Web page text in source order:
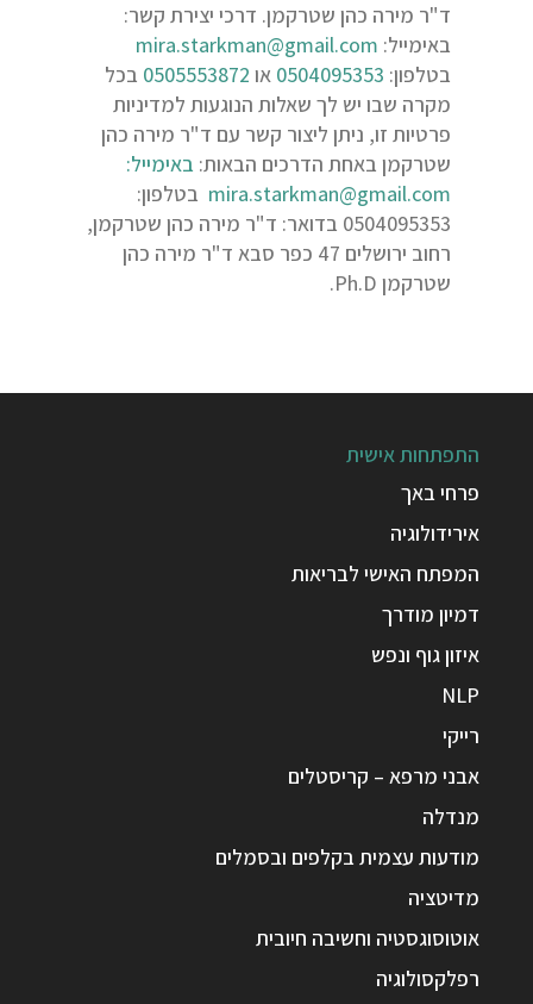
ד"ר מירה כהן שטרקמן. דרכי יצירת קשר:
באימייל: mira.starkman@gmail.com
בטלפון: 0504095353 או 0505553872 בכל
מקרה שבו יש לך שאלות הנוגעות למדיניות
פרטיות זו, ניתן ליצור קשר עם ד"ר מירה כהן
שטרקמן באחת הדרכים הבאות: באימייל:
mira.starkman@gmail.com בטלפון:
0504095353 בדואר: ד"ר מירה כהן שטרקמן,
רחוב ירושלים 47 כפר סבא ד"ר מירה כהן
שטרקמן Ph.D.
התפתחות אישית
פרחי באך
אירידולוגיה
המפתח האישי לבריאות
דמיון מודרך
איזון גוף ונפש
NLP
רייקי
אבני מרפא – קריסטלים
מנדלה
מודעות עצמית בקלפים ובסמלים
מדיטציה
אוטוסוגסטיה וחשיבה חיובית
רפלקסולוגיה